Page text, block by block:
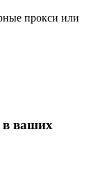
прокси или
в ваших